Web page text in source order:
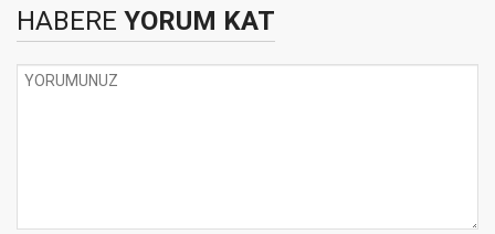
HABERE YORUM KAT